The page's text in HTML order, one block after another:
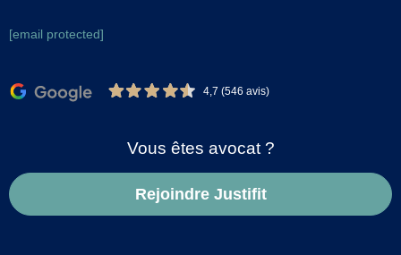
[email protected]
4,7 (546 avis)
Vous êtes avocat ?
Rejoindre Justifit